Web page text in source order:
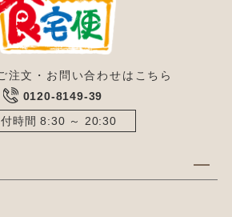
注文・お問い合わせはこちら
0120-8149-39
時間 8:30 ～ 20:30